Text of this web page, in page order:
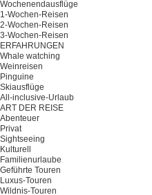
Wochenendausflüge
1-Wochen-Reisen
2-Wochen-Reisen
3-Wochen-Reisen
ERFAHRUNGEN
Whale watching
Weinreisen
Pinguine
Skiausflüge
All-inclusive-Urlaub
ART DER REISE
Abenteuer
Privat
Sightseeing
Kulturell
Familienurlaube
Geführte Touren
Luxus-Touren
Wildnis-Touren